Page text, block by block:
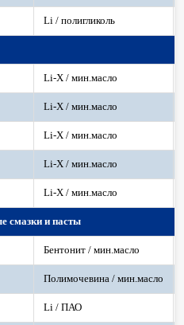
Li / полигликоль
Li-X / мин.масло
Li-X / мин.масло
Li-X / мин.масло
Li-X / мин.масло
Li-X / мин.масло
смазки и пасты
Бентонит / мин.масло
Полимочевина / мин.масло
Li / ПАО